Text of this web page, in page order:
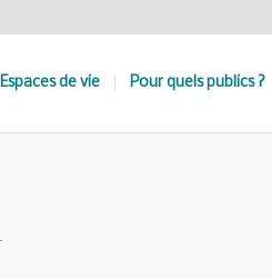
Espaces de vie Pour quels publics ?